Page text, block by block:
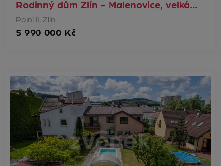
Rodinný dům Zlín - Malenovice, velká…
Polní II, Zlín
5 990 000 Kč